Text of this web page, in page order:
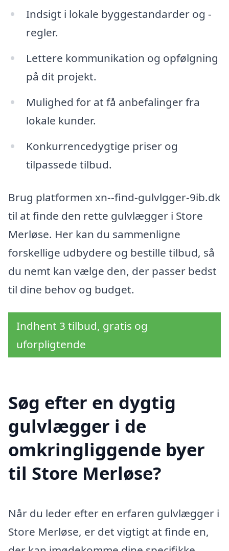
Indsigt i lokale byggestandarder og -
regler.
Lettere kommunikation og opfølgning
på dit projekt.
Mulighed for at få anbefalinger fra
lokale kunder.
Konkurrencedygtige priser og
tilpassede tilbud.
Brug platformen xn--find-gulvlgger-9ib.dk
til at finde den rette gulvlægger i Store
Merløse. Her kan du sammenligne
forskellige udbydere og bestille tilbud, så
du nemt kan vælge den, der passer bedst
til dine behov og budget.
Indhent 3 tilbud, gratis og
uforpligtende
Søg efter en dygtig
gulvlægger i de
omkringliggende byer
til Store Merløse?
Når du leder efter en erfaren gulvlægger i
Store Merløse, er det vigtigt at finde en,